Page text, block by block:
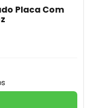
Placa Com